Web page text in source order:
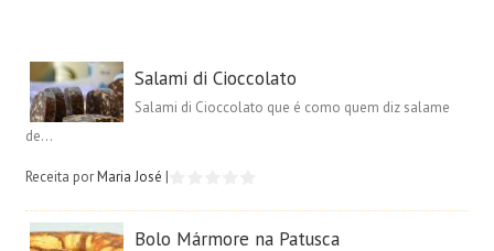
Salami di Cioccolato
Salami di Cioccolato que é como quem diz salame
de...
Receita porMaria José |
Bolo Mármore na Patusca